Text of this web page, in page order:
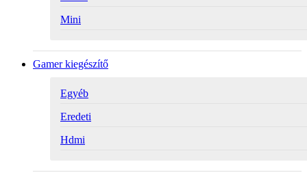
Mini
Gamer kiegészítő
Egyéb
Eredeti
Hdmi